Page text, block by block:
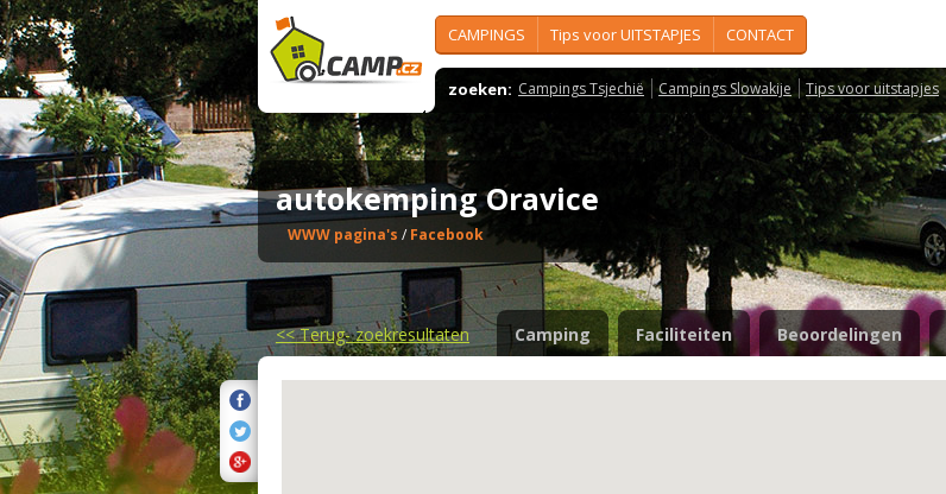
CAMPINGS Tips voor UITSTAPJES CONTACT
zoeken: Campings Tsjechië Campings Slowakije Tips voor uitstapjes
autokemping Oravice
WWW pagina's / Facebook
<<Terug- zoekresultaten Camping Faciliteiten Beoordelingen